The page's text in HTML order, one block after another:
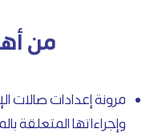
من
مرونة إعدادات صالات
وإجراءاتها المتعلقة